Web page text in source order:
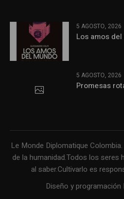
5 AGOSTO, 2026
Los amos
5 AGOSTO, 2026
Promesas
Le Monde Diplomatique
de la humanidad.Todos los seres
al saber.Cultivarlo es
Diseño y programación